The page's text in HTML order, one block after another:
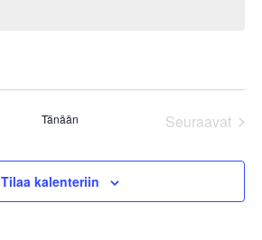
Tänään
Seuraavat
Tilaa kalenteriin